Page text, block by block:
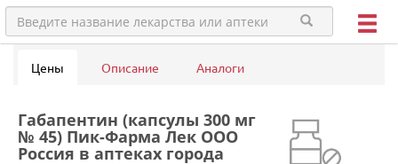
Цены Описание Аналоги
Габапентин (капсулы 300 мг
№ 45) Пик-Фарма Лек ООО
Россия в аптеках города